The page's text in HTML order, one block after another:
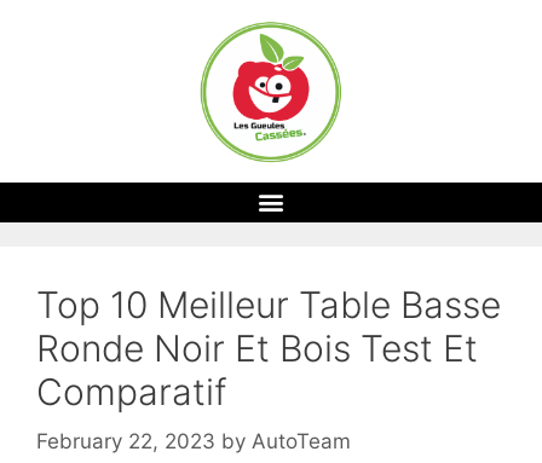
Top 10 Meilleur Table Basse
Ronde Noir Et Bois Test Et
Comparatif
February 22, 2023 by AutoTeam